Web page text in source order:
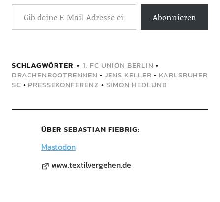
Abonnieren
SCHLAGWÖRTER 1. FC UNION BERLIN •
DRACHENBOOTRENNEN • JENS KELLER • KARLSRUHER
SC • PRESSEKONFERENZ • SIMON HEDLUND
ÜBER SEBASTIAN FIEBRIG
Mastodon
www.textilvergehen.de